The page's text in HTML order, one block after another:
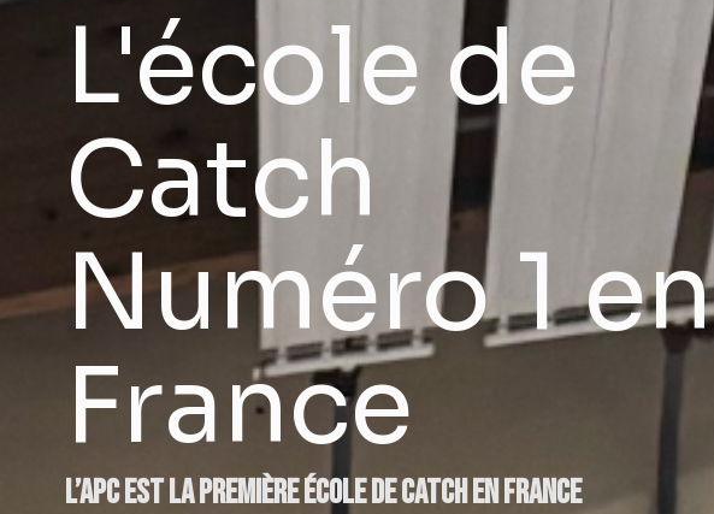
L'école de
Catch
Numéro 1 en
France
L’APC est la première école de catch en France